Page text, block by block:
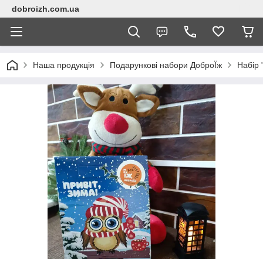
dobroizh.com.ua
Наша продукція Подарункові набори ДоброЇж Набір